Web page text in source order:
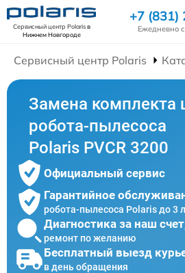
Сервисный центр Polarisв
Нижнем Новгороде
+7 (831)
Ежедневно
Сервисный центр Polaris
Замена комплекта
робота-пылесоса
Polaris PVCR 3200
Официальный сервис
Гарантийное
робота-пылесоса Polaris до 3
Диагностика за наш
ремонт по желанию
Бесплатный выезд
в день обращения